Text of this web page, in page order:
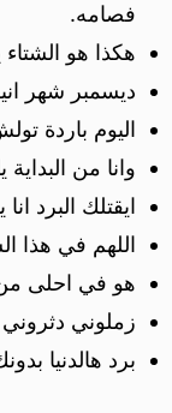
فصامه.
هكذا هو
ديسمبر شهر
اليوم باردة
وانا من
ايقتلك البرد
اللهم في هذا
هو في احلى من
زملوني
برد هالدنيا